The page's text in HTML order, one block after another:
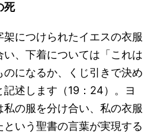
死
につけられたイエスの衣服
い、下着については「これは
になるか、くじ引きで決め
述します（19：24）。ヨ
の服を分け合い、私の衣服
いう聖書の言葉が実現する